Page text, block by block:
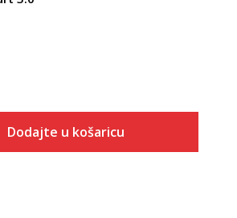
Dodajte u košaricu